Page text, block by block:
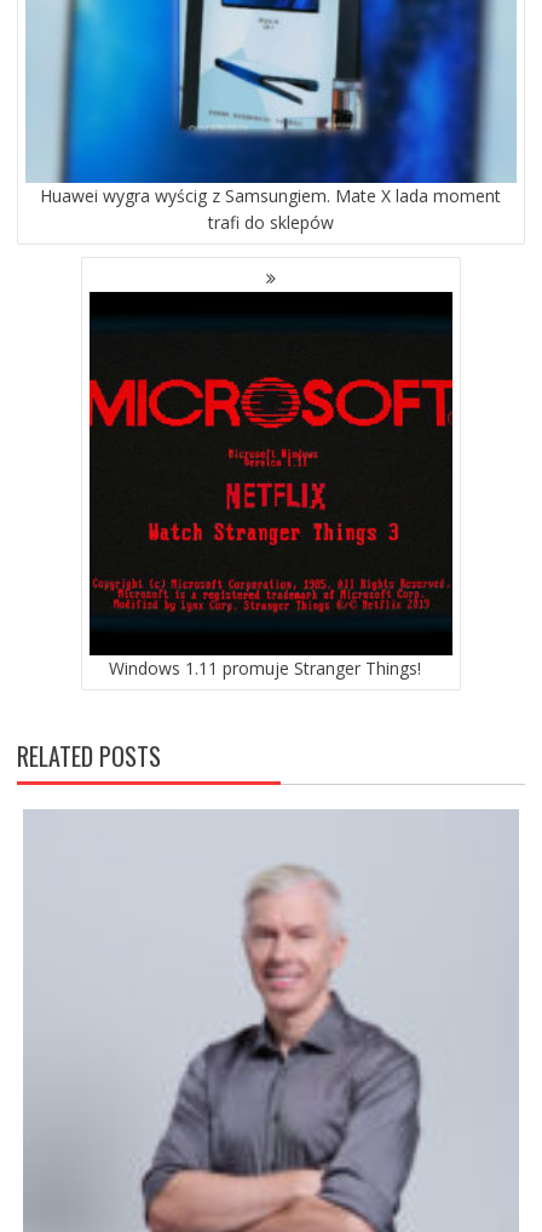
Huawei wygra wyścig z Samsungiem. Mate X lada moment
trafi do sklepów
Windows 1.11 promuje Stranger Things!
RELATED POSTS